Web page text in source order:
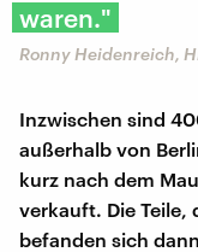
waren."
Ronny Heidenreich,
Inzwischen sind
außerhalb von
kurz nach dem
verkauft. Die Teile,
befanden sich